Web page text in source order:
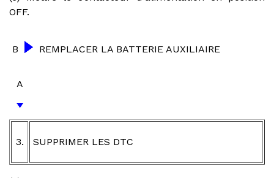
OFF.
B REMPLACER LA BATTERIE AUXILIAIRE
A
3. SUPPRIMER LES DTC